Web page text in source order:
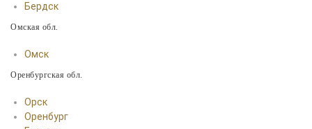
Бердск
Омская обл.
Омск
Оренбургская обл.
Орск
Оренбург